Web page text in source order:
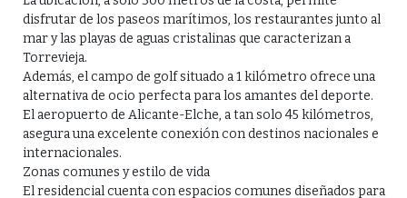
disfrutar de los paseos marítimos, los restaurantes junto al
mar y las playas de aguas cristalinas que caracterizan a
Torrevieja.
Además, el campo de golf situado a 1 kilómetro ofrece una
alternativa de ocio perfecta para los amantes del deporte.
El aeropuerto de Alicante-Elche, a tan solo 45 kilómetros,
asegura una excelente conexión con destinos nacionales e
internacionales.
Zonas comunes y estilo de vida
El residencial cuenta con espacios comunes diseñados para